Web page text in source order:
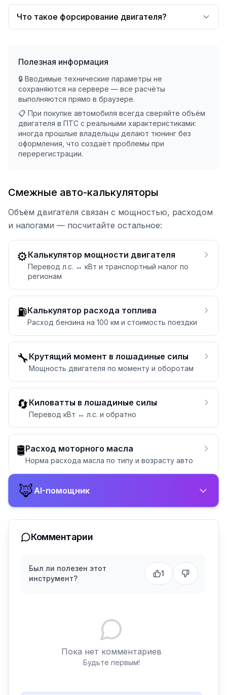
Что такое форсирование двигателя?
Полезная информация
🔒 Вводимые технические параметры не
сохраняются на сервере — все расчёты
выполняются прямо в браузере.
📋 При покупке автомобиля всегда сверяйте объём
двигателя в ПТС с реальными характеристиками:
иногда прошлые владельцы делают тюнинг без
оформления, что создаёт проблемы при
перерегистрации.
Смежные авто-калькуляторы
Объём двигателя связан с мощностью, расходом
и налогами — посчитайте остальное:
⚙️Калькулятор мощности двигателя
Перевод л.с. ↔ кВт и транспортный налог по
регионам
⛽Калькулятор расхода топлива
Расход бензина на 100 км и стоимость поездки
🔧 Крутящий момент в лошадиные силы
Мощность двигателя по моменту и оборотам
🔄 Киловатты в лошадиные силы
Перевод кВт ↔ л.с. и обратно
🛢️Расход моторного масла
Норма расхода масла по типу и возрасту авто
🦊AI-помощник
Комментарии
Был ли полезен этот
инструмент?
1
Пока нет комментариев
Будьте первым!